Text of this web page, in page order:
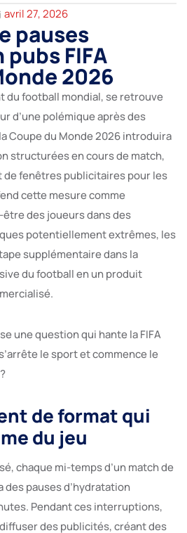
avril 27, 2026
pauses
FIFA
2026
du football mondial, se retrouve
d’une polémique après des
Coupe du Monde 2026 introduira
structurées en cours de match,
fenêtres publicitaires pour les
cette mesure comme
des joueurs dans des
potentiellement extrêmes, les
supplémentaire dans la
du football en un produit
une question qui hante la FIFA
le sport et commence le
de format qui
du jeu
chaque mi-temps d’un match de
des pauses d’hydratation
Pendant ces interruptions,
des publicités, créant des